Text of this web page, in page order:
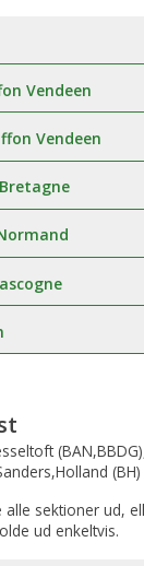
Vendeen
Vendeen
(BH)
sektioner ud,
ud enkeltvis.